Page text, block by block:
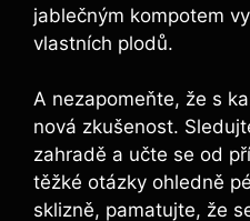
jablečným kompotem
vlastních plodů.
A nezapomeňte, že s
nová zkušenost.
zahradě a učte se od
těžké otázky ohledně
sklizně, pamatujte, že